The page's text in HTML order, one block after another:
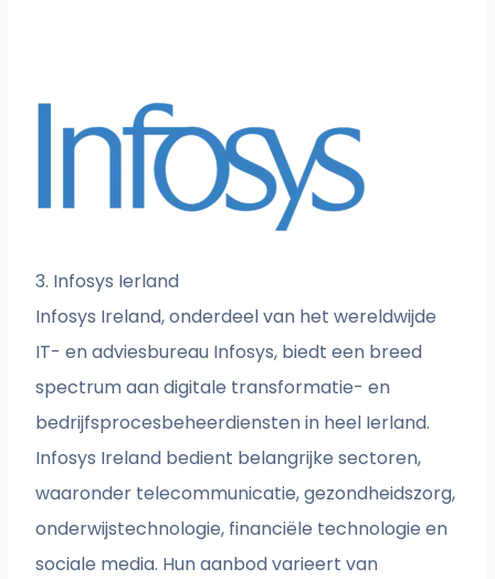
3. Infosys Ierland
Infosys Ireland, onderdeel van het wereldwijde
IT- en adviesbureau Infosys, biedt een breed
spectrum aan digitale transformatie- en
bedrijfsprocesbeheerdiensten in heel Ierland.
Infosys Ireland bedient belangrijke sectoren,
waaronder telecommunicatie, gezondheidszorg,
onderwijstechnologie, financiële technologie en
sociale media. Hun aanbod varieert van